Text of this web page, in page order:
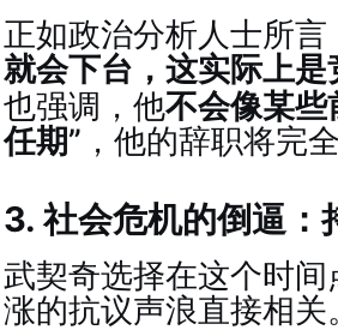
正如政治分析人士所言
就会下台，这实际上是
也强调，他不会像某些
任期” ，他的辞职将完
3. 社会危机的倒逼：
武契奇选择在这个时间
涨的抗议声浪直接相关